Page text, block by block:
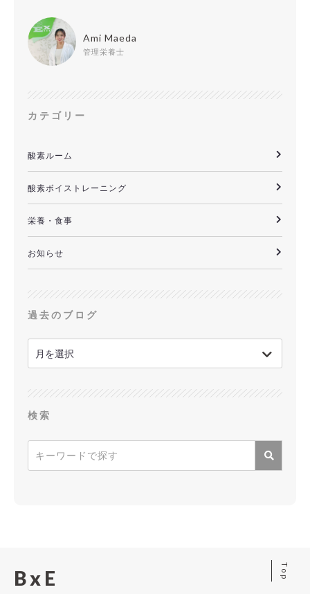
Ami Maeda
管理栄養士
カテゴリー
お知らせ
栄養・食事
酸素ボイストレーニング
酸素ルーム
過去のブログ
検索
Top
BxE